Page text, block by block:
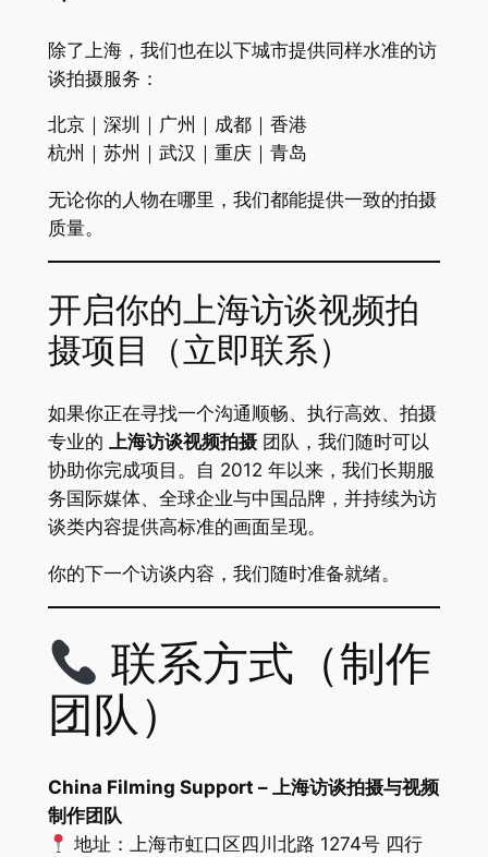
除了上海，我们也在以下城市提供同样水准的访
谈拍摄服务：
北京｜深圳｜广州｜成都｜香港
杭州｜苏州｜武汉｜重庆｜青岛
无论你的人物在哪里，我们都能提供一致的拍摄
质量。
开启你的上海访谈视频拍
摄项目（立即联系）
如果你正在寻找一个沟通顺畅、执行高效、拍摄
专业的 上海访谈视频拍摄团队，我们随时可以
协助你完成项目。自 2012 年以来，我们长期服
务国际媒体、全球企业与中国品牌，并持续为访
谈类内容提供高标准的画面呈现。
你的下一个访谈内容，我们随时准备就绪。
联系方式（制作
团队）
China Filming Support – 上海访谈拍摄与视频
制作团队
地址：上海市虹口区四川北路 1274号 四行